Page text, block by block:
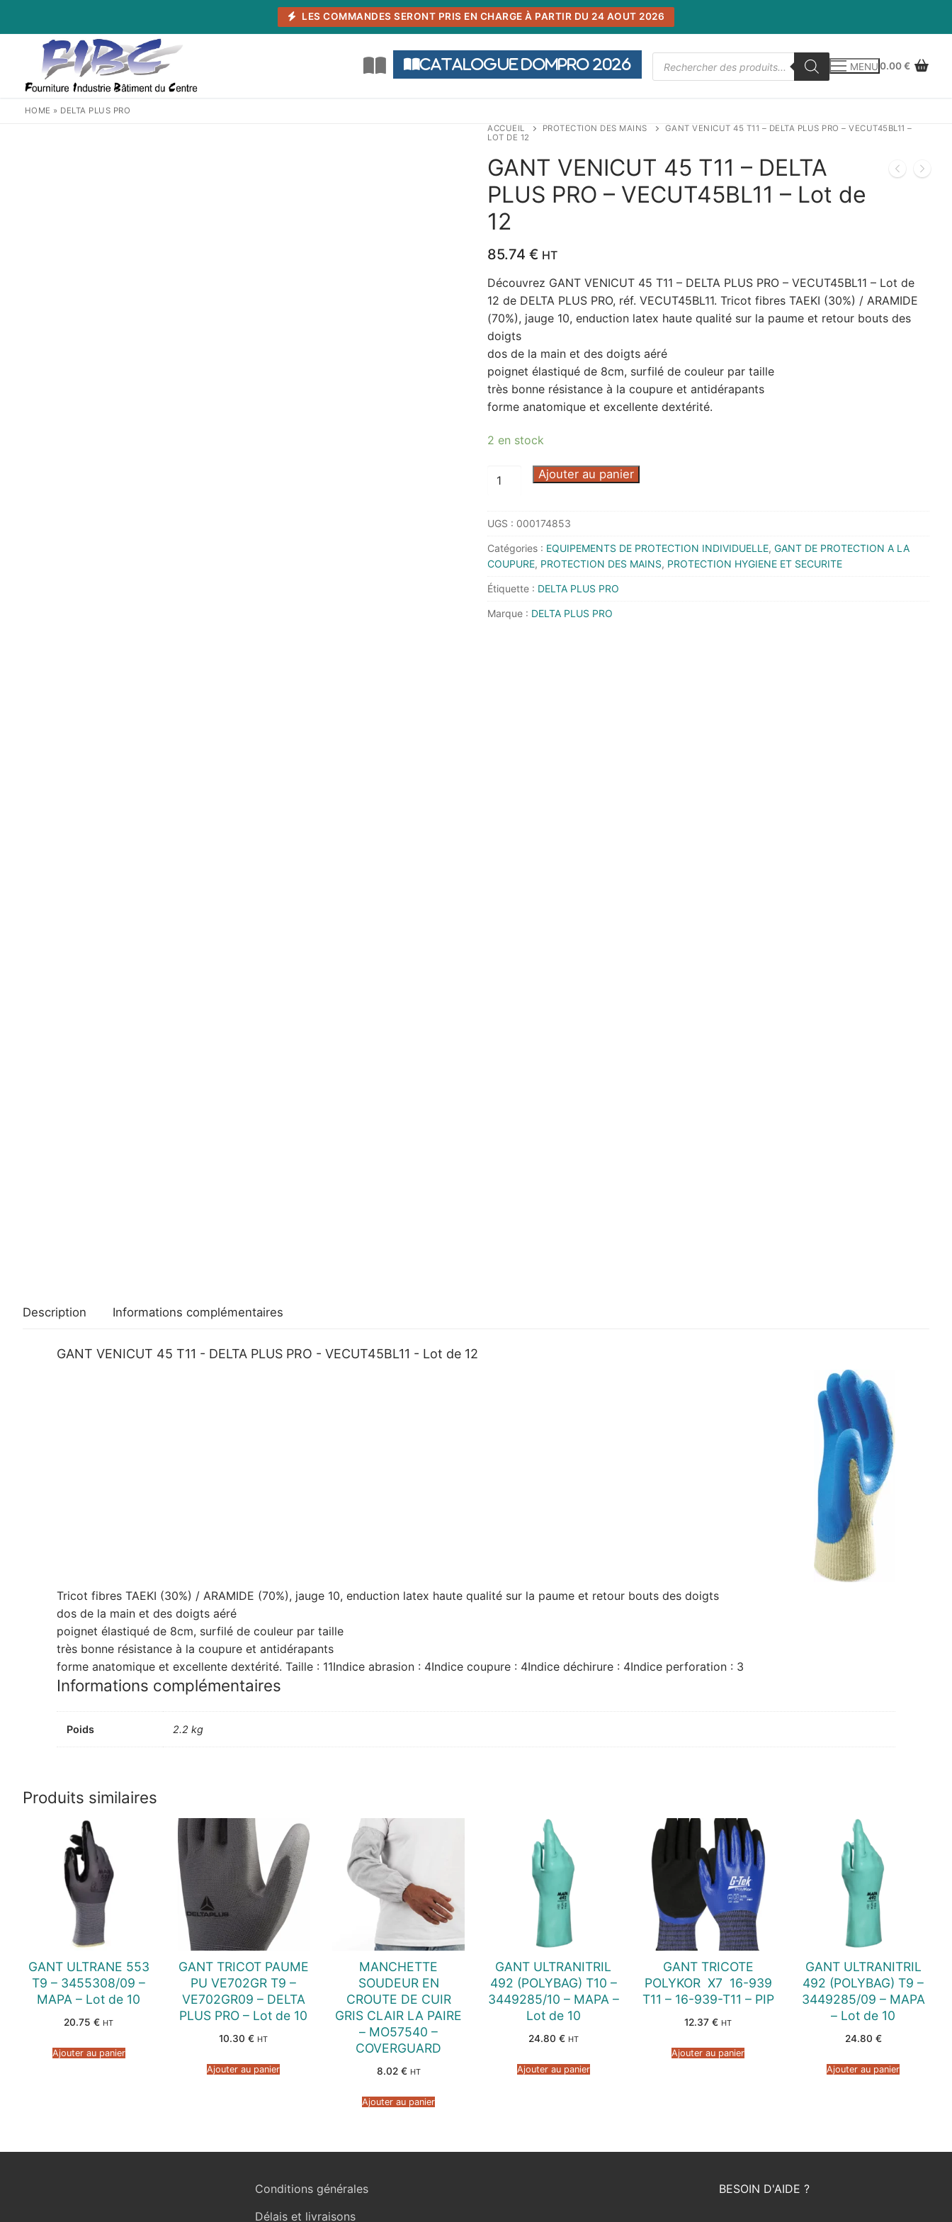
LES COMMANDES SERONT PRIS EN CHARGE À PARTIR DU 24 AOUT 2026
Catalogue DOMPRO 2026
Recherche
de
produits
MENU0.00€
HOME » DELTA PLUS PRO
ACCUEIL
PROTECTION DES MAINS
GANT VENICUT 45 T11 – DELTA PLUS PRO – VECUT45BL11 –
LOT DE 12
GANT VENICUT 45 T11 – DELTA
PLUS PRO – VECUT45BL11 – Lot de
12
85.74 € HT
Découvrez GANT VENICUT 45 T11 – DELTA PLUS PRO – VECUT45BL11 – Lot de
12 de DELTA PLUS PRO, réf. VECUT45BL11. Tricot fibres TAEKI (30%) / ARAMIDE
(70%), jauge 10, enduction latex haute qualité sur la paume et retour bouts des
doigts
dos de la main et des doigts aéré
poignet élastiqué de 8cm, surfilé de couleur par taille
très bonne résistance à la coupure et antidérapants
forme anatomique et excellente dextérité.
2 en stock
quantité
VENICUT
45
T11
-
DELTA
PLUS
Ajouter au panier
UGS : 000174853
Catégories : EQUIPEMENTS DE PROTECTION INDIVIDUELLE, GANT DE PROTECTION A LA
COUPURE, PROTECTION DES MAINS, PROTECTION HYGIENE ET SECURITE
Étiquette : DELTA PLUS PRO
Marque : DELTA PLUS PRO
Description Informations complémentaires
GANT VENICUT 45 T11 - DELTA PLUS PRO - VECUT45BL11 - Lot de 12
Tricot fibres TAEKI (30%) / ARAMIDE (70%), jauge 10, enduction latex haute qualité sur la paume et retour bouts des doigts
dos de la main et des doigts aéré
poignet élastiqué de 8cm, surfilé de couleur par taille
très bonne résistance à la coupure et antidérapants
forme anatomique et excellente dextérité. Taille : 11Indice abrasion : 4Indice coupure : 4Indice déchirure : 4Indice perforation : 3
Informations complémentaires
Poids 2.2 kg
Produits similaires
GANT ULTRANE 553
T9 – 3455308/09 –
MAPA – Lot de 10
20.75€ HT
Ajouter au panier
GANT TRICOT PAUME
PU VE702GR T9 –
VE702GR09 – DELTA
PLUS PRO – Lot de 10
10.30€ HT
Ajouter au panier
MANCHETTE
SOUDEUR EN
CROUTE DE CUIR
GRIS CLAIR LA PAIRE
– MO57540 –
COVERGUARD
8.02 € HT
Ajouter au panier
GANT ULTRANITRIL
492 (POLYBAG) T10 –
3449285/10 – MAPA –
Lot de 10
24.80 € HT
Ajouter au panier
GANT TRICOTE
POLYKOR  X7  16-939
T11 – 16-939-T11 – PIP
12.37€ HT
Ajouter au panier
GANT ULTRANITRIL
492 (POLYBAG) T9 –
3449285/09 – MAPA
– Lot de 10
24.80 €
Ajouter au panier
Conditions générales
Délais et livraisons
BESOIN D'AIDE ?